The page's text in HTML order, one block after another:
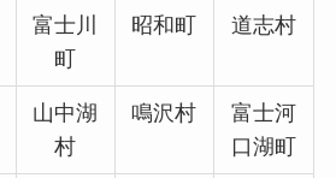
富士川
町
昭和町 道志村
山中湖
村
鳴沢村
富士河
口湖町